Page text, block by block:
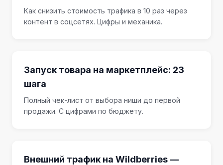
Как снизить стоимость трафика в 10 раз через
контент в соцсетях. Цифры и механика.
Запуск товара на маркетплейс: 23
шага
Полный чек-лист от выбора ниши до первой
продажи. С цифрами по бюджету.
Внешний трафик на Wildberries —